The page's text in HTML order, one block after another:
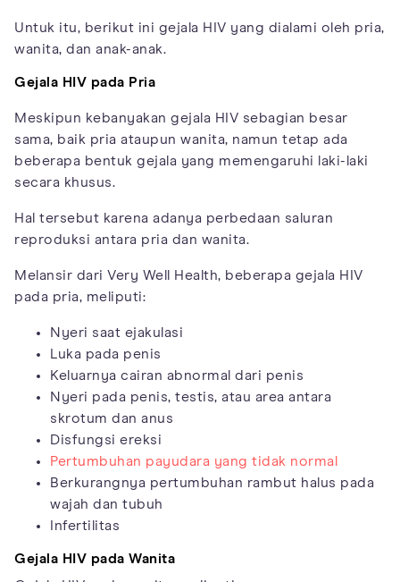
Untuk itu, berikut ini gejala HIV yang dialami oleh pria,
wanita, dan anak-anak.
Gejala HIV pada Pria
Meskipun kebanyakan gejala HIV sebagian besar
sama, baik pria ataupun wanita, namun tetap ada
beberapa bentuk gejala yang memengaruhi laki-laki
secara khusus.
Hal tersebut karena adanya perbedaan saluran
reproduksi antara pria dan wanita.
Melansir dari Very Well Health, beberapa gejala HIV
pada pria, meliputi:
Nyeri saat ejakulasi
Luka pada penis
Keluarnya cairan abnormal dari penis
Nyeri pada penis, testis, atau area antara
skrotum dan anus
Disfungsi ereksi
Pertumbuhan payudara yang tidak normal
Berkurangnya pertumbuhan rambut halus pada
wajah dan tubuh
Infertilitas
Gejala HIV pada Wanita